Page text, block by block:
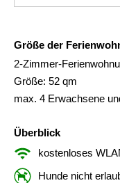
Größe der
2-Zimmer-
Größe: 52 qm
max. 4 Erwachsene
Überblick
kostenloses
Hunde nicht